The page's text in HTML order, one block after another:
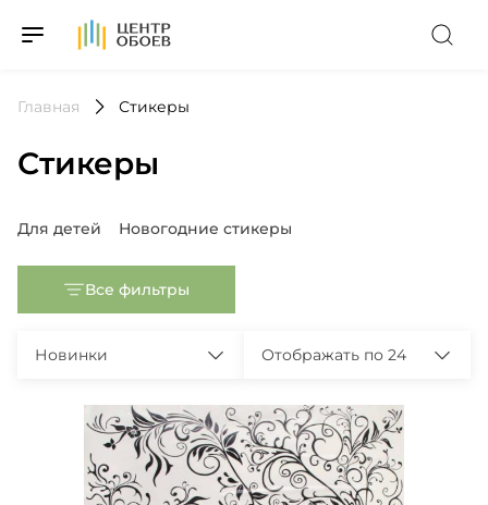
На Главную
Главная Стикеры
Стикеры
Популярные запросы
Для детей Новогодние стикеры
Все фильтры
Новинки Отображать по 24